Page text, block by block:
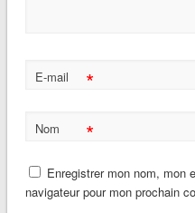
E-mail *
Nom *
Enregistrer mon nom, mon
navigateur pour mon prochain